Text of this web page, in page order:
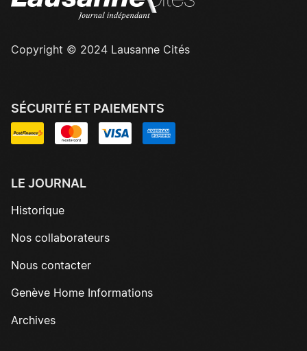
Copyright © 2024 Lausanne Cités
SÉCURITÉ ET PAIEMENTS
LE JOURNAL
Historique
Nos collaborateurs
Nous contacter
Genève Home Informations
Archives